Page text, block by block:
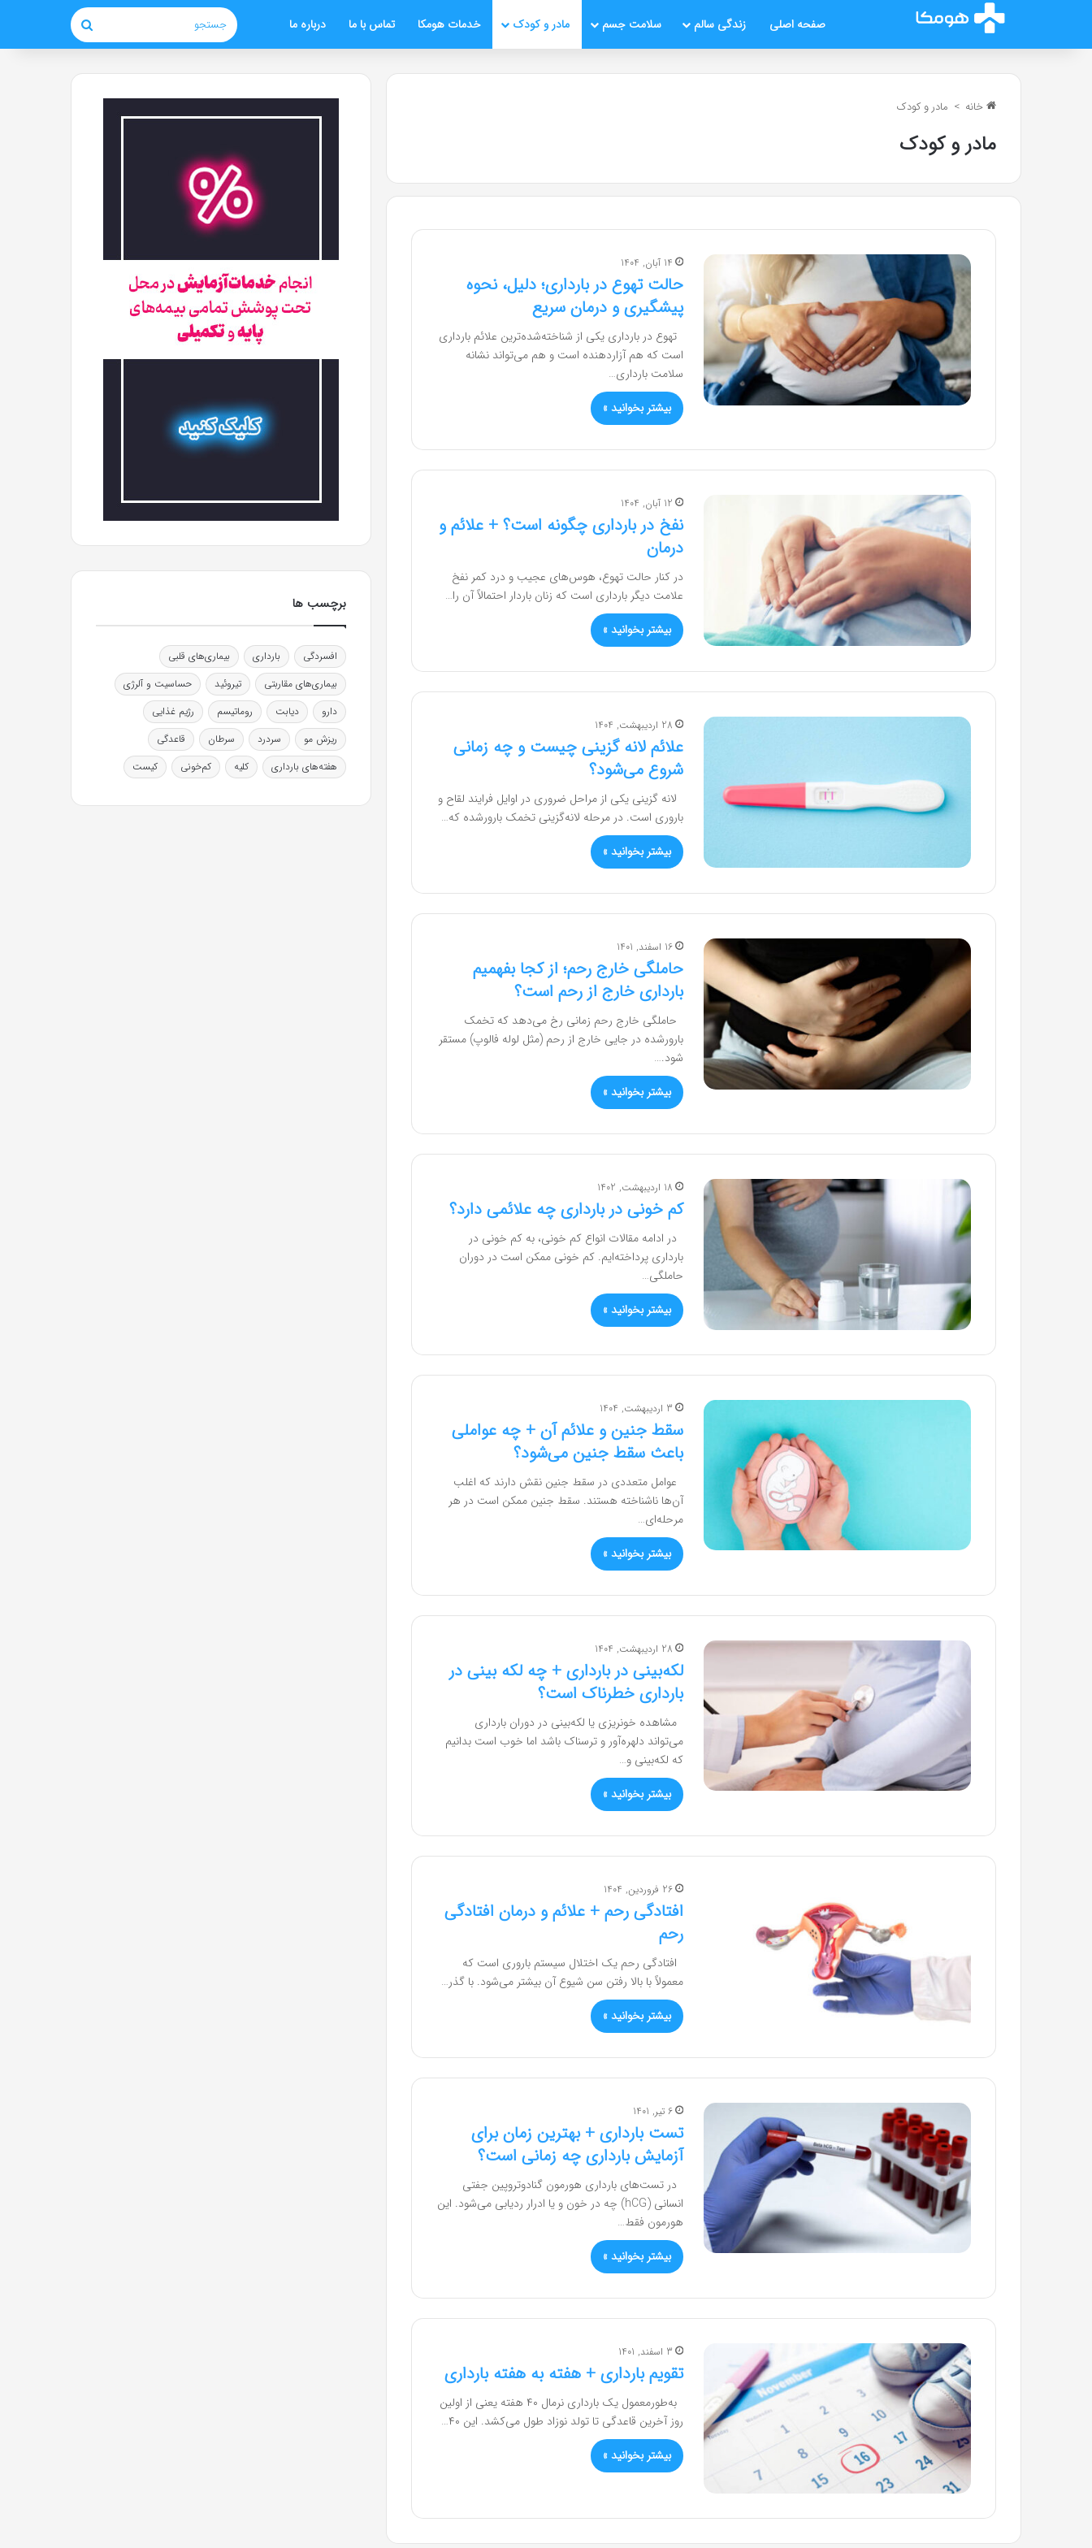
صفحه اصلی زندگی سالم سلامت جسم مادر و کودک خدمات هومکا تماس با ما درباره ما جستجو
خانه > مادر و کودک
مادر و کودک
14 آبان, 1404
حالت تهوع در بارداری؛ دلیل، نحوه
پیشگیری و درمان سریع
تهوع در بارداری یکی از شناخته‌شده‌ترین علائم بارداری
است که هم آزاردهنده است و هم می‌تواند نشانه
سلامت بارداری…
بیشتر بخوانید »
12 آبان, 1404
نفخ در بارداری چگونه است؟ + علائم و
درمان
در کنار حالت تهوع، هوس‌های عجیب و درد کمر نفخ
علامت دیگر بارداری است که زنان باردار احتمالاً آن را…
بیشتر بخوانید »
28 اردیبهشت, 1404
علائم لانه گزینی چیست و چه زمانی
شروع می‌شود؟
لانه گزینی یکی از مراحل ضروری در اوایل فرایند لقاح و
باروری است. در مرحله لانه‌گزینی تخمک بارورشده که…
بیشتر بخوانید »
16 اسفند, 1401
حاملگی خارج رحم؛ از کجا بفهمیم
بارداری خارج از رحم است؟
حاملگی خارج رحم زمانی رخ می‌دهد که تخمک
بارورشده در جایی خارج از رحم (مثل لوله فالوپ) مستقر
شود.…
بیشتر بخوانید »
18 اردیبهشت, 1402
کم خونی در بارداری چه علائمی دارد؟
در ادامه مقالات انواع کم خونی، به کم خونی در
بارداری پرداخته‌ایم. کم خونی ممکن است در دوران
حاملگی…
بیشتر بخوانید »
3 اردیبهشت, 1404
سقط جنین و علائم آن + چه عواملی
باعث سقط جنین می‌شود؟
عوامل متعددی در سقط جنین نقش دارند که اغلب
آن‌ها ناشناخته هستند. سقط جنین ممکن است در هر
مرحله‌ای…
بیشتر بخوانید »
28 اردیبهشت, 1404
لکه‌بینی در بارداری + چه لکه بینی در
بارداری خطرناک است؟
مشاهده خونریزی یا لکه‌بینی در دوران بارداری
می‌تواند دلهره‌آور و ترسناک باشد اما خوب است بدانیم
که لکه‌بینی و…
بیشتر بخوانید »
26 فروردین, 1404
افتادگی رحم + علائم و درمان افتادگی
رحم
افتادگی رحم یک اختلال سیستم باروری است که
معمولاً با بالا رفتن سن شیوع آن بیشتر می‌شود. با گذر…
بیشتر بخوانید »
6 تیر, 1401
تست بارداری + بهترین زمان برای
آزمایش بارداری چه زمانی است؟
در تست‌های بارداری هورمون گنادوتروپین جفتی
انسانی (hCG) چه در خون و یا ادرار ردیابی می‌شود. این
هورمون فقط…
بیشتر بخوانید »
3 اسفند, 1401
تقویم بارداری + هفته به هفته بارداری
به‌طورمعمول یک بارداری نرمال ۴۰ هفته یعنی از اولین
روز آخرین قاعدگی تا تولد نوزاد طول می‌کشد. این ۴۰…
بیشتر بخوانید »
برچسب ها
افسردگی بارداری
بیماری‌های قلبی
بیماری‌های مقاربتی
تیروئید
حساسیت و آلرژی
دارو
دیابت روماتیسم
رژیم غذایی
ریزش مو
سردرد سرطان
قاعدگی
هفته‌های بارداری
کلیه کم‌خونی کیست